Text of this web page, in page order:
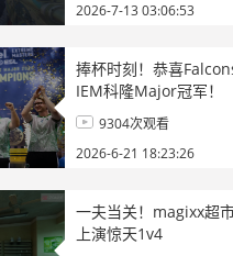
2026-7-13 03:06:53
捧杯时刻！恭喜
IEM科隆Major冠军！
9304次观看
2026-6-21 18:23:26
一夫当关！magixx超
上演惊天1v4